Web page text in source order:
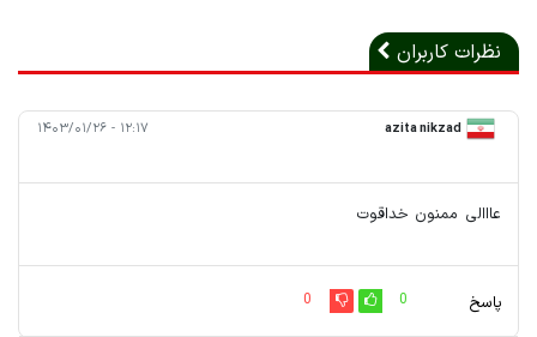
نظرات کاربران
azita nikzad ۱۲:۱۷ - ۱۴۰۳/۰۱/۲۶
عااالی ممنون خداقوت
پاسخ 0
0